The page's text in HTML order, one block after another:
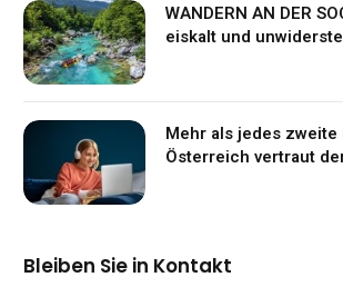
WANDERN AN DER
eiskalt und
Mehr als jedes zweite
Österreich vertraut
Bleiben Sie in Kontakt